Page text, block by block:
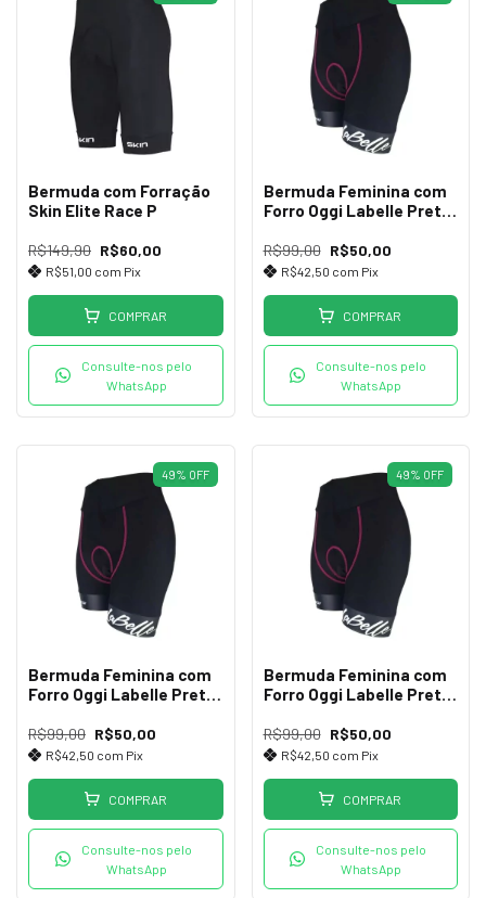
Bermuda com Forração
Skin Elite Race P
R$149,90 R$60,00
R$51,00 com Pix
COMPRAR
Consulte-nos pelo
WhatsApp
Bermuda Feminina com
Forro Oggi Labelle Preta
R$99,00 R$50,00
R$42,50 com Pix
COMPRAR
Consulte-nos pelo
WhatsApp
49% OFF
Bermuda Feminina com
Forro Oggi Labelle Preta
R$99,00 R$50,00
R$42,50 com Pix
COMPRAR
Consulte-nos pelo
WhatsApp
49% OFF
Bermuda Feminina com
Forro Oggi Labelle Preta
R$99,00 R$50,00
R$42,50 com Pix
COMPRAR
Consulte-nos pelo
WhatsApp